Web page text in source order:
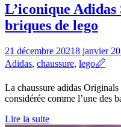
L’iconique Adidas
briques de lego
21 décembre 20218 janvier
Adidas, chaussure, lego🖉
La chaussure adidas
considérée comme l’une des
Lire la suite